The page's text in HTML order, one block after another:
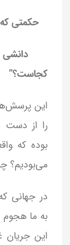
حکمتی
دانشی
کجاست؟”
این پرسش‌ها
را از دست
بوده که
می‌بودیم؟
در جهانی
به ما
این جریان